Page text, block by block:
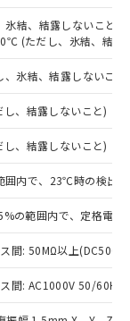
結、結露しないこと)
(ただし、氷結、結露
氷結、結露しないこと)
、結露しないこと)
、結露しないこと)
囲内で、23℃時の検出
の範囲内で、定格電
間: 50MΩ以上(DC500V
間: AC1000V 50/60Hz
のうえ
事業取扱
価格
ので
中には、
品もある
結果は、
社内デー
の非含
のある
物質）の
出す予
質）の
認中の
で、有
などや
RoHSの
RoHSの
。
る商品
を輸出